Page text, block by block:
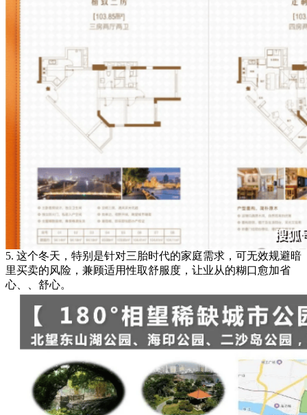
5. 这个冬天，特别是针对三胎时代的家庭需求，可无效规避暗
里买卖的风险，兼顾适用性取舒服度，让业从的糊口愈加省
心、、舒心。